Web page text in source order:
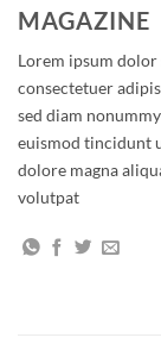
MAGAZINE
Lorem ipsum dolor
consectetuer
sed diam
euismod tincidunt
dolore magna
volutpat